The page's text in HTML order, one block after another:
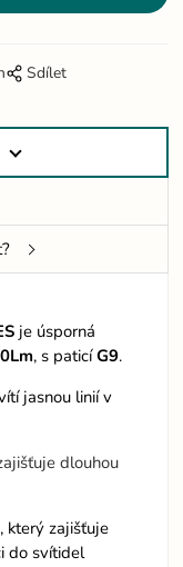
Sdílet
je úsporná
, s paticíG9.
jasnou linií v
dlouhou
který zajišťuje
do svítidel